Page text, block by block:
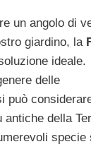
un angolo di
giardino, la
ideale.
delle
può
antiche della
specie